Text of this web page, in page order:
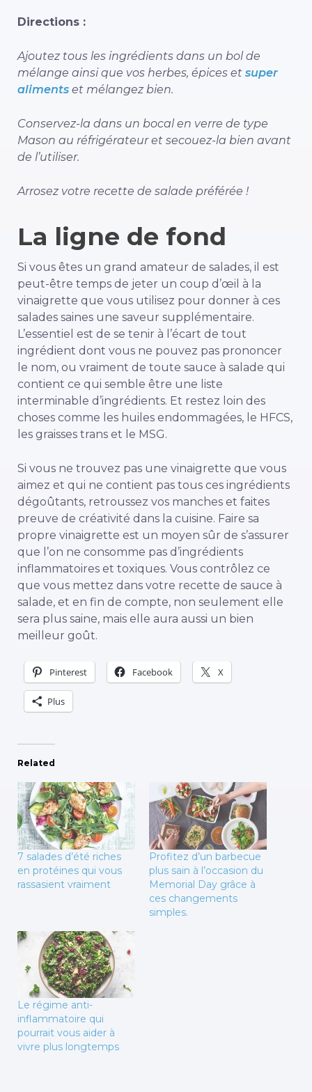
Directions :
Ajoutez tous les ingrédients dans un bol de
mélange ainsi que vos herbes, épices et super
aliments et mélangez bien.
Conservez-la dans un bocal en verre de type
Mason au réfrigérateur et secouez-la bien avant
de l’utiliser.
Arrosez votre recette de salade préférée !
La ligne de fond
Si vous êtes un grand amateur de salades, il est
peut-être temps de jeter un coup d’œil à la
vinaigrette que vous utilisez pour donner à ces
salades saines une saveur supplémentaire.
L’essentiel est de se tenir à l’écart de tout
ingrédient dont vous ne pouvez pas prononcer
le nom, ou vraiment de toute sauce à salade qui
contient ce qui semble être une liste
interminable d’ingrédients. Et restez loin des
choses comme les huiles endommagées, le HFCS,
les graisses trans et le MSG.
Si vous ne trouvez pas une vinaigrette que vous
aimez et qui ne contient pas tous ces ingrédients
dégoûtants, retroussez vos manches et faites
preuve de créativité dans la cuisine. Faire sa
propre vinaigrette est un moyen sûr de s’assurer
que l’on ne consomme pas d’ingrédients
inflammatoires et toxiques. Vous contrôlez ce
que vous mettez dans votre recette de sauce à
salade, et en fin de compte, non seulement elle
sera plus saine, mais elle aura aussi un bien
meilleur goût.
Pinterest Facebook X
Plus
Related
7 salades d’été riches
en protéines qui vous
rassasient vraiment
Profitez d’un barbecue
plus sain à l’occasion du
Memorial Day grâce à
ces changements
simples.
Le régime anti-
inflammatoire qui
pourrait vous aider à
vivre plus longtemps